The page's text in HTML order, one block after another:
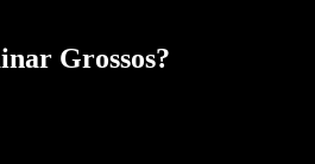
Grossos?